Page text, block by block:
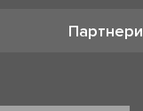
Партнери